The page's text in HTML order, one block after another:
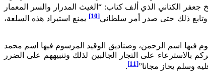
الكتاني الذي ألف كتاب: “الغيث المدرار والسر المعمار
ذلك حتى صدر أمر سلطاني[10]
يمنع استيراد هذه السلعة،
فيها اسم الرحمن، وصناديق الوقيد المرسوم فيها اسم محمد
على التجار الجالبين لذلك وتنبيههم على الضرر
وسلم يحاز مجانا”[11]
.